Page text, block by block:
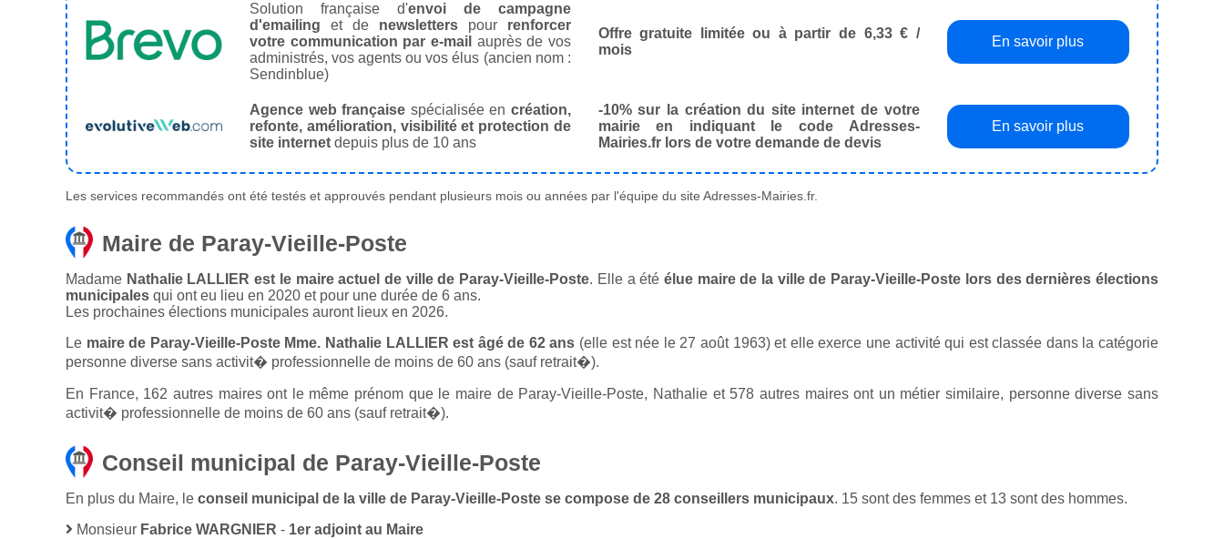
Solution française d'envoi de campagne
d'emailing et de newsletterspour renforcer
votre communication par e-mail auprès de vos
administrés, vos agents ou vos élus (ancien nom :
Sendinblue)
Offre gratuite limitée ou à partir de 6,33 € /
mois
En savoir plus
Agence web française spécialisée en création,
refonte, amélioration, visibilité et protection de
site internet depuis plus de 10 ans
-10% sur la création du site internet de votre
mairie en indiquant le code Adresses-
Mairies.fr lors de votre demande de devis
En savoir plus
Les services recommandés ont été testés et approuvés pendant plusieurs mois ou années par l'équipe du site Adresses-Mairies.fr.
Maire de Paray-Vieille-Poste
Madame Nathalie LALLIER est le maire actuel de ville de Paray-Vieille-Poste. Elle a été élue maire de la ville de Paray-Vieille-Poste lors des dernières élections
municipales qui ont eu lieu en 2020 et pour une durée de 6 ans.
Les prochaines élections municipales auront lieux en 2026.
Le maire de Paray-Vieille-Poste Mme. Nathalie LALLIER est âgé de 62 ans (elle est née le 27 août 1963) et elle exerce une activité qui est classée dans la catégorie
personne diverse sans activit� professionnelle de moins de 60 ans (sauf retrait�).
En France, 162 autres maires ont le même prénom que le maire de Paray-Vieille-Poste, Nathalie et 578 autres maires ont un métier similaire, personne diverse sans
activit� professionnelle de moins de 60 ans (sauf retrait�).
Conseil municipal de Paray-Vieille-Poste
En plus du Maire, le conseil municipal de la ville de Paray-Vieille-Poste se compose de 28 conseillers municipaux. 15 sont des femmes et 13 sont des hommes.
Monsieur Fabrice WARGNIER - 1er adjoint au Maire